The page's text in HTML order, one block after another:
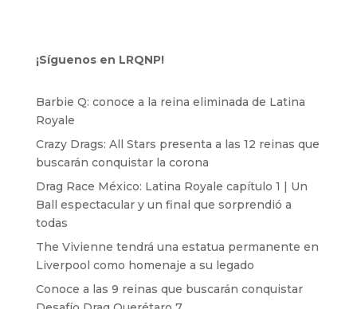
¡Síguenos en LRQNP!
Barbie Q: conoce a la reina eliminada de Latina
Royale
Crazy Drags: All Stars presenta a las 12 reinas que
buscarán conquistar la corona
Drag Race México: Latina Royale capítulo 1 | Un
Ball espectacular y un final que sorprendió a
todas
The Vivienne tendrá una estatua permanente en
Liverpool como homenaje a su legado
Conoce a las 9 reinas que buscarán conquistar